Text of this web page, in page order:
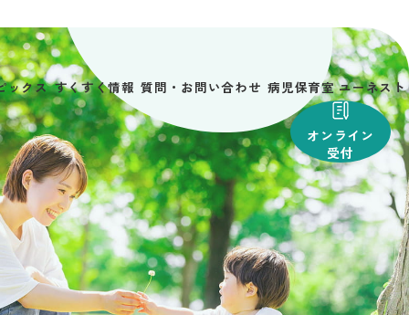
ックス すくすく情報 質問・お問い合わせ 病児保育室 ユーネスト
オンライン
受付